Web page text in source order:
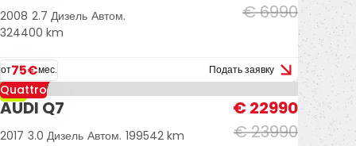
€ 6990
2008 2.7 Дизель Автом.
324400 km
от75€мес. Подать заявку
-4%
Quattro
AUDI Q7
€ 23990
€ 22990
2017 3.0 Дизель Автом. 199542 km